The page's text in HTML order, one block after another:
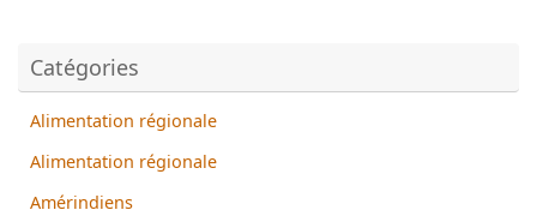
Catégories
Alimentation régionale
Alimentation régionale
Amérindiens